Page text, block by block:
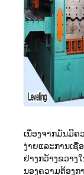
ເນື່ອງຈາກມັນມີຄ
ງ່າຍແລະການເຊື່
ຢ່າງກວ້າງຂວາງ
ນອງຄວາມຕ້ອງກ